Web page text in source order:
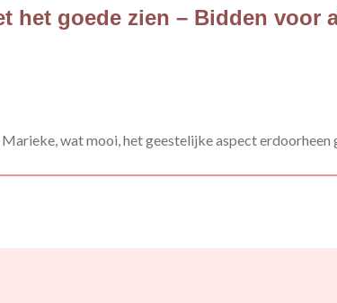
het goede zien – Bidden voor
wat mooi, het geestelijke aspect erdoorheen